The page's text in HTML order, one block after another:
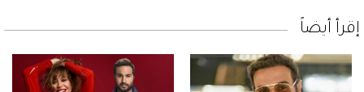
إقرأ أيضاً